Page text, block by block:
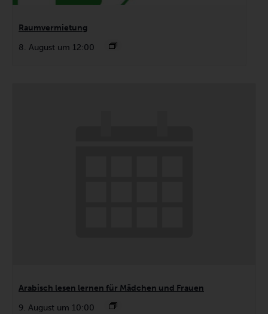
Raumvermietung
8. August um 12:00
Arabisch lesen lernen für Mädchen und Frauen
9. August um 10:00